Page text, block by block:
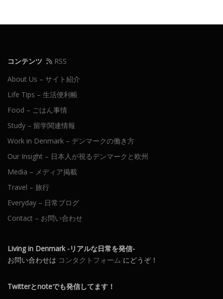
シ
コンテンツ
RSS
About Us – サイト紹介
Life Tips – 生活便利帳
Food – ごはん事情
Study – 留学関連情報
Work in Denmark – デンマークの働き方
Our Insight – 日本人が視るデンマークと欧州
Media – メディア掲載
Travel – 旅行
Everyday – 日常ブログ
Contact – お問い合わせ
Living in Denmark -リアルな日常を発信-
お問い合わせは コンタクトフォーム にどうぞ！
Twitterとnoteでも発信してます！